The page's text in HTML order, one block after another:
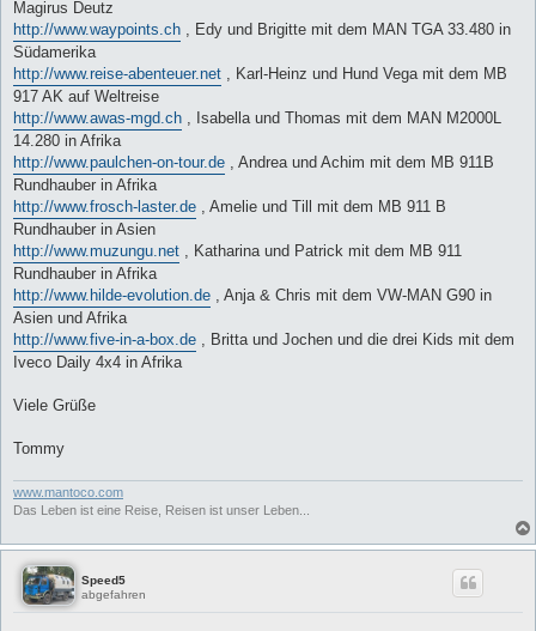
Magirus Deutz
http://www.waypoints.ch , Edy und Brigitte mit dem MAN TGA 33.480 in
Südamerika
http://www.reise-abenteuer.net , Karl-Heinz und Hund Vega mit dem MB
917 AK auf Weltreise
http://www.awas-mgd.ch , Isabella und Thomas mit dem MAN M2000L
14.280 in Afrika
http://www.paulchen-on-tour.de , Andrea und Achim mit dem MB 911B
Rundhauber in Afrika
http://www.frosch-laster.de , Amelie und Till mit dem MB 911 B
Rundhauber in Asien
http://www.muzungu.net , Katharina und Patrick mit dem MB 911
Rundhauber in Afrika
http://www.hilde-evolution.de , Anja & Chris mit dem VW-MAN G90 in
Asien und Afrika
http://www.five-in-a-box.de , Britta und Jochen und die drei Kids mit dem
Iveco Daily 4x4 in Afrika
Viele Grüße
Tommy
www.mantoco.com
Das Leben ist eine Reise, Reisen ist unser Leben...
Speed5
abgefahren